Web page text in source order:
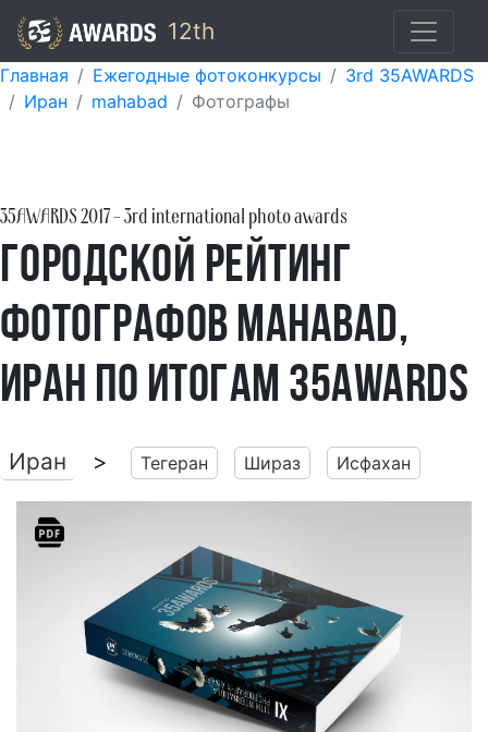
12th
Главная Ежегодные фотоконкурсы
3rd 35AWARDS
Иран
mahabad Фотографы
35AWARDS2017- 3rd international photo awards
Городской рейтинг
фотографов Mahabad,
Иран по итогам 35AWARDS
Иран > Тегеран Шираз Исфахан